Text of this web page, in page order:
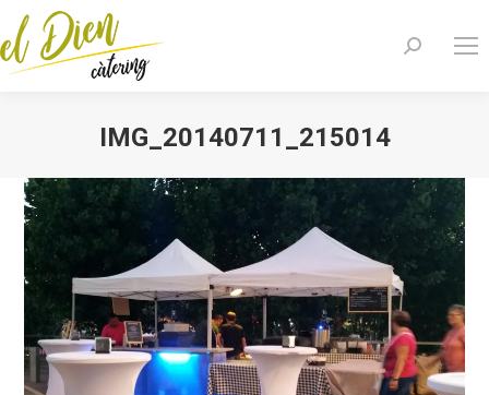
Search:
IMG_20140711_215014
You are here: